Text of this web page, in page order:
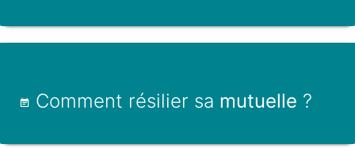
Comment résilier sa mutuelle ?